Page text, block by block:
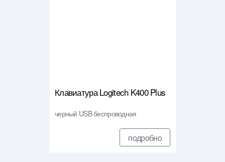
Клавиатура Logitech K400 Plus
черный USB беспроводная
подробно